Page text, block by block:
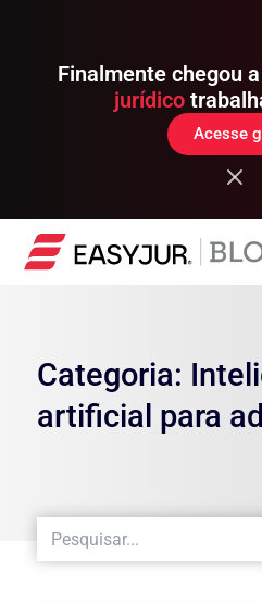
Finalmente chegou
jurídico
Acesse
Categoria:
artificial para